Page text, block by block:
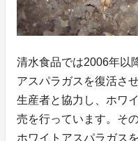
清水食品では2006年以
アスパラガスを復活さ
生産者と協力し、ホワ
売を行っています。そ
ホワイトアスパラガス